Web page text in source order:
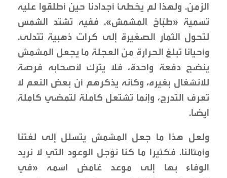
الزمن. ولهذا لم يخطئ أجدادنا حين أطلقوا عليه
تسمية «طبّاخ المشمش». ففيه تشتد الشمس
لتحول الثمار الصغيرة إلى كرات ذهبية تتدلى.
وأحيانا تبلغ الحرارة من العجلة ما يجعل المشمش
ينضج دفعة واحدة، فلا يترك لأصحابه فرصة
للانشغال بغيره، وكأنه يذكرهم أن بعض النعم لا
تعرف التدرج، وإنما تشتعل كاملة لتمضي كاملة
ايضا.
ولعل هذا ما جعل المشمش يتسلل إلى لغتنا
وأمثالنا. فكثيرا ما كنا نؤجل الوعود التي لا نريد
الوفاء بها إلى موعد غامض اسمه «في